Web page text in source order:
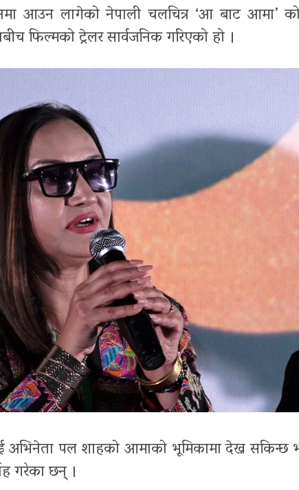
आउन लागेको नेपाली चलचित्र ‘आ बाट आमा’
फिल्मको ट्रेलर सार्वजनिक गरिएको हो ।
अभिनेता पल शाहको आमाको भूमिकामा देख्न
गरेका छन् ।